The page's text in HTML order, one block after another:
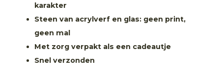
karakter
Steen van acrylverf en glas: geen print,
geen mal
Met zorg verpakt als een cadeautje
Snel verzonden